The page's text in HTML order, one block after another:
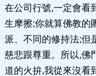
在公司行號,一定會看
生摩擦;你就算佛教的
派、不同的修持法;但
慈悲跟尊重。所以,佛
道的火拚,我從來沒看